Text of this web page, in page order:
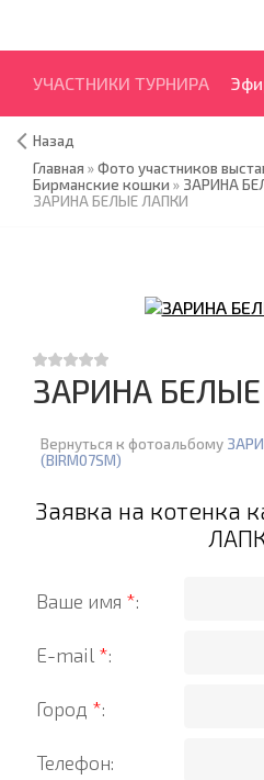
УЧАСТНИКИ ТУРНИРА
Назад
Главная »Фото участников
Бирманские кошки » ЗАРИНА
ЗАРИНА БЕЛЫЕ ЛАПКИ
ЗАРИНА
Вернуться к фотоальбому
(BIRM07SM)
Заявка на котенка
Ваше имя *:
E-mail *:
Город *:
Телефон: